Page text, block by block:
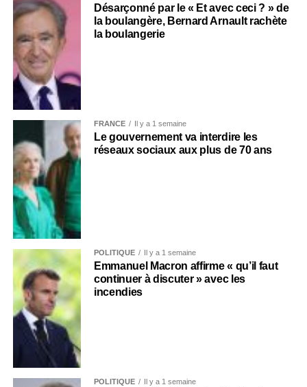
Désarçonné par le « Et avec ceci ? » de
la boulangère, Bernard Arnault rachète
la boulangerie
FRANCE Il y a 1 semaine
Le gouvernement va interdire les
réseaux sociaux aux plus de 70 ans
POLITIQUE Il y a 1 semaine
Emmanuel Macron affirme « qu’il faut
continuer à discuter » avec les
incendies
POLITIQUE Il y a 1 semaine